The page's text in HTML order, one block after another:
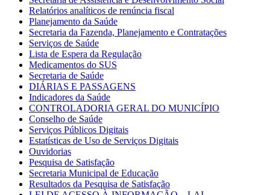
Relatórios analíticos de renúncia fiscal
Planejamento da Saúde
Secretaria da Fazenda, Planejamento e Contratações
Serviços de Saúde
Lista de Espera da Regulação
Medicamentos do SUS
Secretaria de Saúde
DIÁRIAS E PASSAGENS
Indicadores da Saúde
CONTROLADORIA GERAL DO MUNICÍPIO
Conselho de Saúde
Serviços Públicos Digitais
Estatísticas de Uso de Serviços Digitais
Ouvidorias
Pesquisa de Satisfação
Secretaria Municipal de Educação
Resultados da Pesquisa de Satisfação